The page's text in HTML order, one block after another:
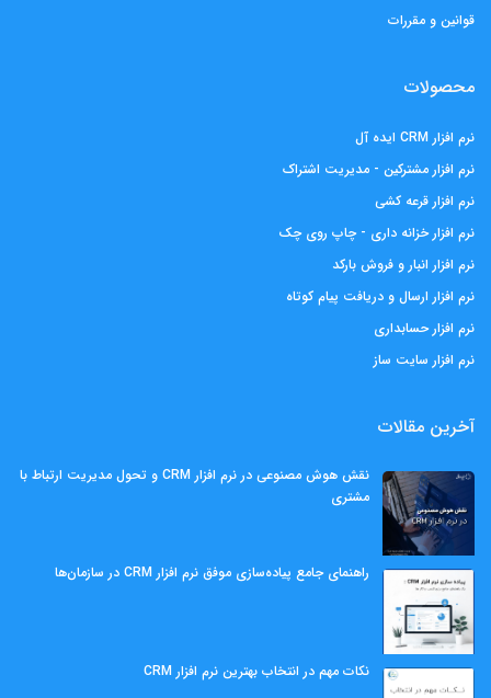
قوانین و مقررات
محصولات
نرم افزار CRM ایده آل
نرم افزار مشترکین - مدیریت اشتراک
نرم افزار قرعه کشی
نرم افزار خزانه داری - چاپ روی چک
نرم افزار انبار و فروش بارکد
نرم افزار ارسال و دریافت پیام کوتاه
نرم افزار حسابداری
نرم افزار سایت ساز
آخرین مقالات
نقش هوش مصنوعی در نرم افزار CRM و تحول مدیریت ارتباط با
مشتری
راهنمای جامع پیاده‌سازی موفق نرم افزار CRM در سازمان‌ها
نکات مهم در انتخاب بهترین نرم افزار CRM